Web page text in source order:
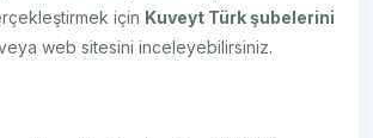
için Kuveyt Türk şubelerini
web sitesini inceleyebilirsiniz.